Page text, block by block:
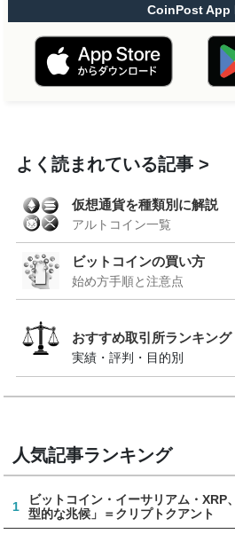
CoinPost App
よく読まれている記事
仮想通貨を種類別に解説
アルトコイン一覧
ビットコインの買い方
始め方手順と注意点
おすすめ取引所ランキング
実績・評判・目的別
人気記事ランキング
1
ビットコイン・イーサリアム・XRP
型的な兆候」＝クリプトクアント